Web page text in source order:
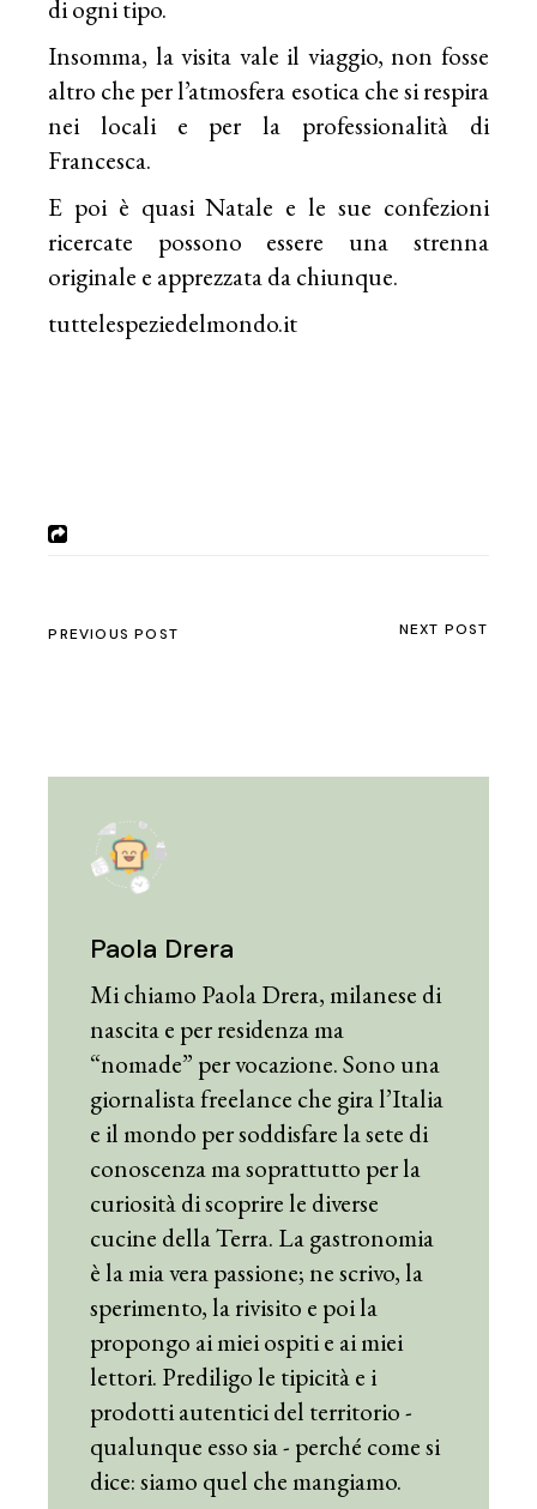
di ogni tipo.
Insomma, la visita vale il viaggio, non fosse
altro che per l’atmosfera esotica che si respira
nei locali e per la professionalità di
Francesca.
E poi è quasi Natale e le sue confezioni
ricercate possono essere una strenna
originale e apprezzata da chiunque.
tuttelespeziedelmondo.it
PREVIOUS POST NEXT POST
Paola Drera
Mi chiamo Paola Drera, milanese di
nascita e per residenza ma
“nomade” per vocazione. Sono una
giornalista freelance che gira l’Italia
e il mondo per soddisfare la sete di
conoscenza ma soprattutto per la
curiosità di scoprire le diverse
cucine della Terra. La gastronomia
è la mia vera passione; ne scrivo, la
sperimento, la rivisito e poi la
propongo ai miei ospiti e ai miei
lettori. Prediligo le tipicità e i
prodotti autentici del territorio -
qualunque esso sia - perché come si
dice: siamo quel che mangiamo.